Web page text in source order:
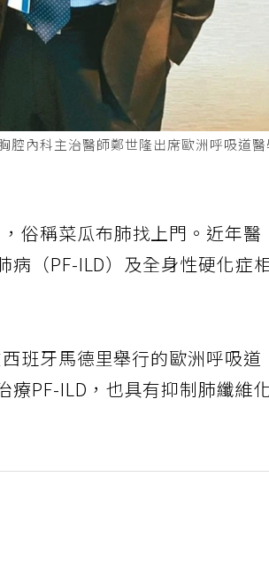
內科主治醫師鄭世隆出席歐洲呼吸道醫
，俗稱菜瓜布肺找上門。近年醫
（PF-ILD）及全身性硬化症
班牙馬德里舉行的歐洲呼吸道
療PF-ILD，也具有抑制肺纖維化